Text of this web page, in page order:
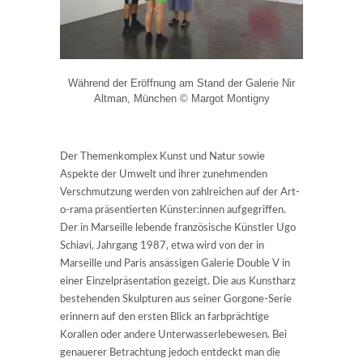
Während der Eröffnung am Stand der Galerie Nir
Altman, München © Margot Montigny
Der Themenkomplex Kunst und Natur sowie
Aspekte der Umwelt und ihrer zunehmenden
Verschmutzung werden von zahlreichen auf der Art-
o-rama präsentierten Künster:innen aufgegriffen.
Der in Marseille lebende französische Künstler Ugo
Schiavi, Jahrgang 1987, etwa wird von der in
Marseille und Paris ansässigen Galerie Double V in
einer Einzelpräsentation gezeigt. Die aus Kunstharz
bestehenden Skulpturen aus seiner Gorgone-Serie
erinnern auf den ersten Blick an farbprächtige
Korallen oder andere Unterwasserlebewesen. Bei
genauerer Betrachtung jedoch entdeckt man die